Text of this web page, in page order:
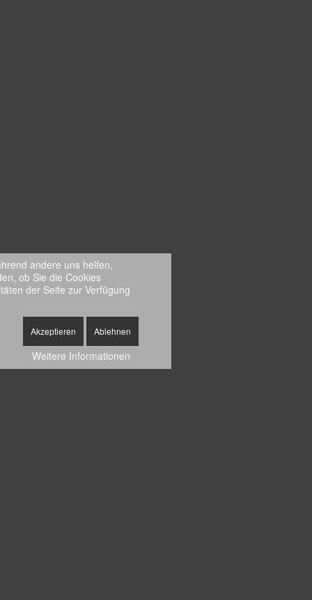
andere uns helfen,
ob Sie die Cookies
der Seite zur Verfügung
Akzeptieren Ablehnen
Weitere Informationen